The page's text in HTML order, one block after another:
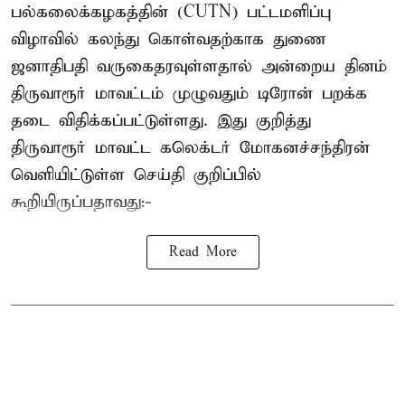
பல்கலைக்கழகத்தின் (CUTN) பட்டமளிப்பு
விழாவில் கலந்து கொள்வதற்காக துணை
ஜனாதிபதி வருகைதரவுள்ளதால் அன்றைய தினம்
திருவாரூர் மாவட்டம் முழுவதும் டிரோன் பறக்க
தடை விதிக்கப்பட்டுள்ளது. இது குறித்து
திருவாரூர் மாவட்ட கலெக்டர் மோகனச்சந்திரன்
வெளியிட்டுள்ள செய்தி குறிப்பில்
கூறியிருப்பதாவது:-
Read More